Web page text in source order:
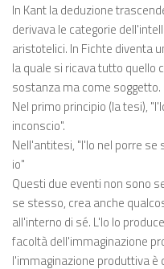
In Kant la deduzione
derivava le categorie
aristotelici. In Fichte diventa
la quale si ricava tutto quello
sostanza ma come soggetto.
Nel primo principio (la tesi),
inconscio".
Nell'antitesi, "l'Io nel porre
io"
Questi due eventi non sono
se stesso, crea anche
all'interno di sé. L'Io lo
facoltà dell'immaginazione
l'immaginazione produttiva è